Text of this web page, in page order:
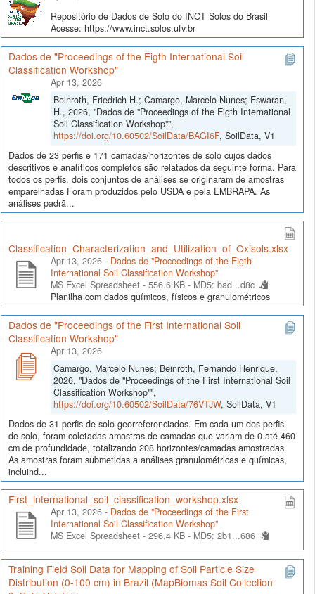
Repositório de Dados de Solo do INCT Solos do Brasil
Acesse: https://www.inct.solos.ufv.br
Dados de "Proceedings of the Eigth International Soil
Classification Workshop"
Apr 13, 2026
Beinroth, Friedrich H.; Camargo, Marcelo Nunes; Eswaran,
H., 2026, "Dados de "Proceedings of the Eigth International
Soil Classification Workshop"",
https://doi.org/10.60502/SoilData/BAGI6F, SoilData, V1
Dados de 23 perfis e 171 camadas/horizontes de solo cujos dados
descritivos e analíticos completos são relatados da seguinte forma. Para
todos os perfis, dois conjuntos de análises se originaram de amostras
emparelhadas Foram produzidos pelo USDA e pela EMBRAPA. As
análises padrã...
Classification_Characterization_and_Utilization_of_Oxisols.xlsx
Apr 13, 2026 - Dados de "Proceedings of the Eigth
International Soil Classification Workshop"
MS Excel Spreadsheet - 556.6 KB - MD5: bad...d8c
Planilha com dados químicos, físicos e granulométricos
Dados de "Proceedings of the First International Soil
Classification Workshop"
Apr 13, 2026
Camargo, Marcelo Nunes; Beinroth, Fernando Henrique,
2026, "Dados de "Proceedings of the First International Soil
Classification Workshop"",
https://doi.org/10.60502/SoilData/76VTJW, SoilData, V1
Dados de 31 perfis de solo georreferenciados. Em cada um dos perfis
de solo, foram coletadas amostras de camadas que variam de 0 até 460
cm de profundidade, totalizando 208 horizontes/camadas amostradas.
As amostras foram submetidas a análises granulométricas e químicas,
incluind...
First_international_soil_classification_workshop.xlsx
Apr 13, 2026 - Dados de "Proceedings of the First
International Soil Classification Workshop"
MS Excel Spreadsheet - 296.4 KB - MD5: 2b1...686
Training Field Soil Data for Mapping of Soil Particle Size
Distribution (0-100 cm) in Brazil (MapBiomas Soil Collection